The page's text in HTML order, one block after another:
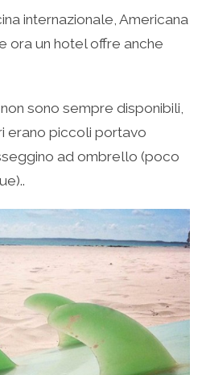
internazionale, Americana
ora un hotel offre anche
sono sempre disponibili,
erano piccoli portavo
ad ombrello (poco